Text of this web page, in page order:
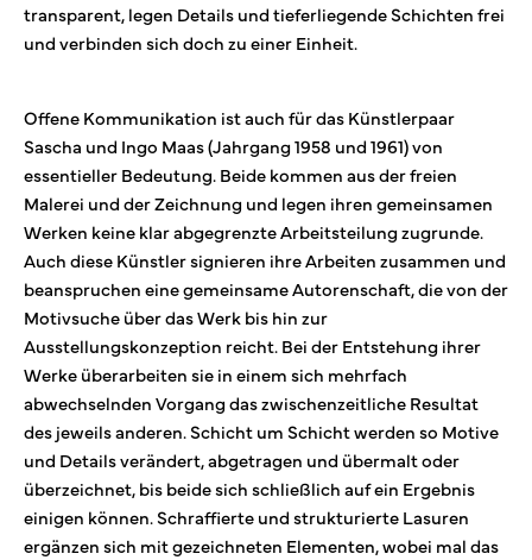
transparent, legen Details und tieferliegende Schichten frei
und verbinden sich doch zu einer Einheit.
Offene Kommunikation ist auch für das Künstlerpaar
Sascha und Ingo Maas (Jahrgang 1958 und 1961) von
essentieller Bedeutung. Beide kommen aus der freien
Malerei und der Zeichnung und legen ihren gemeinsamen
Werken keine klar abgegrenzte Arbeitsteilung zugrunde.
Auch diese Künstler signieren ihre Arbeiten zusammen und
beanspruchen eine gemeinsame Autorenschaft, die von der
Motivsuche über das Werk bis hin zur
Ausstellungskonzeption reicht. Bei der Entstehung ihrer
Werke überarbeiten sie in einem sich mehrfach
abwechselnden Vorgang das zwischenzeitliche Resultat
des jeweils anderen. Schicht um Schicht werden so Motive
und Details verändert, abgetragen und übermalt oder
überzeichnet, bis beide sich schließlich auf ein Ergebnis
einigen können. Schraffierte und strukturierte Lasuren
ergänzen sich mit gezeichneten Elementen, wobei mal das